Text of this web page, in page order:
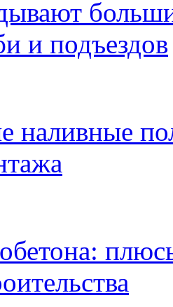
и подъездов
наливные